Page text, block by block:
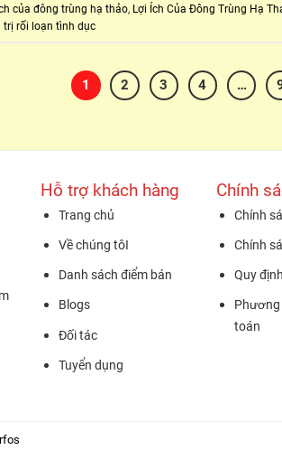
của đông trùng hạ thảo, Lợi Ích Của Đông Trùng Hạ
trị rối loạn tình dục
1 2 3 4 …
Hỗ trợ khách hàng
Trang chủ
Về chúng tôI
Danh sách điểm bán
Blogs
Đối tác
Tuyển dụng
Chính
Chính
Chính
Quy
toán